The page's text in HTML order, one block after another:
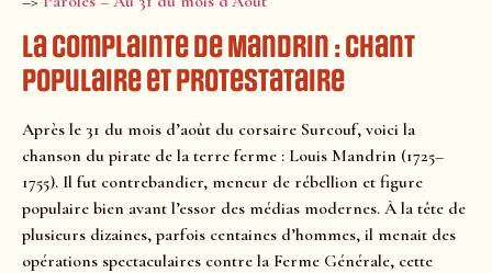
La Complainte de Mandrin : chant
populaire et protestataire
Après le 31 du mois d’août du corsaire Surcouf, voici la
chanson du pirate de la terre ferme : Louis Mandrin (1725–
1755). Il fut contrebandier, meneur de rébellion et figure
populaire bien avant l’essor des médias modernes. À la tête de
plusieurs dizaines, parfois centaines d’hommes, il menait des
opérations spectaculaires contre la Ferme Générale, cette